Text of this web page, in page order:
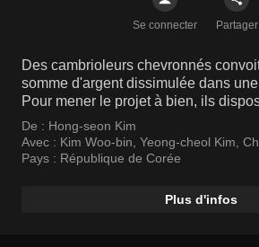
Se connecter Partager
Des cambrioleurs chevronnés
somme d'argent dissimulée dans
Pour mener le projet à bien, ils
De : Hong-seon Kim
Avec : Kim Woo-bin, Yeong-cheol Kim,
Pays : République de Corée
Plus d'infos